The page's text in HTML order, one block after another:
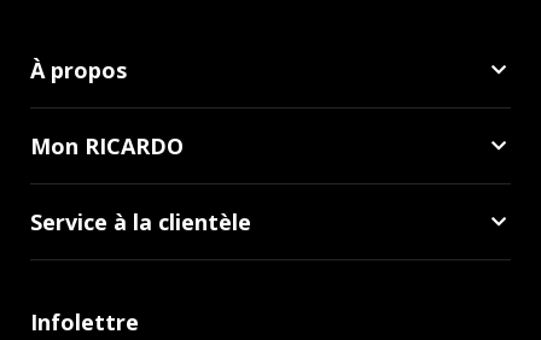
À propos
Mon RICARDO
Service à la clientèle
Infolettre